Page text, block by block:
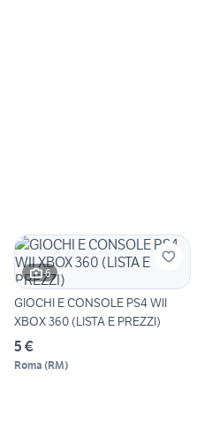
6
GIOCHI E CONSOLE PS4 WII
XBOX 360 (LISTA E PREZZI)
5 €
Roma (RM)